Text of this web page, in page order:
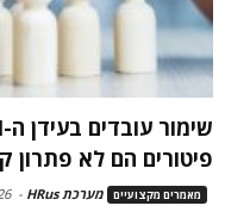
פיטורים הם לא פתרון
מאמרים מקצועיים מערכת HRus -